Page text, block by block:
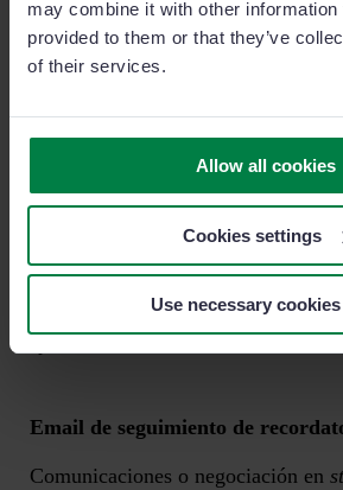
may combine it with other information
provided to them or that they’ve
of their services.
Allow all cookies
Cookies settings
Use necessary
Escribiste a un cliente potencial y
tuinbox. Con este tipo de correo de
«Hola [Nombre], Solo quería
recibiste mi correo anterior sobre
algún comentario o pregunta?
Email de seguimiento de
Comunicaciones o negociación en